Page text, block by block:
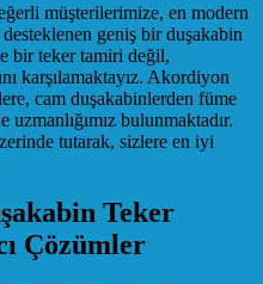
müşterilerimize, en modern
geniş bir duşakabin
bir teker tamiri değil,
karşılamaktayız. Akordiyon
cam duşakabinlerden füme
bulunmaktadır.
tutarak, sizlere en iyi
Teker
Çözümler